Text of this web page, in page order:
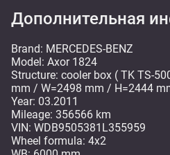
Дополнительная
Brand: MERCEDES-BENZ
Model: Axor 1824
Structure: cooler box ( TK TS-
mm / W=2498 mm / H=2444
Year: 03.2011
Mileage: 356566 km
VIN: WDB9505381L355959
Wheel formula: 4x2